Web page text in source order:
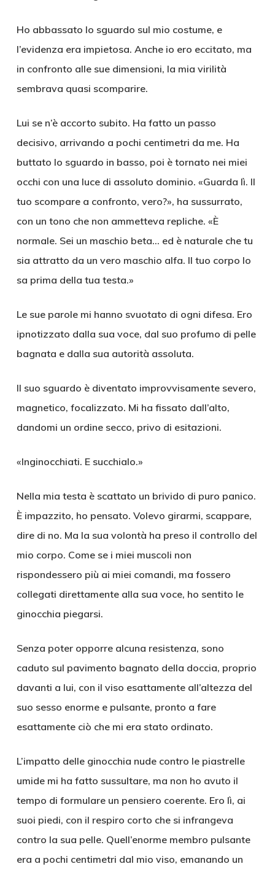
Ho abbassato lo sguardo sul mio costume, e
l’evidenza era impietosa. Anche io ero eccitato, ma
in confronto alle sue dimensioni, la mia virilità
sembrava quasi scomparire.
Lui se n’è accorto subito. Ha fatto un passo
decisivo, arrivando a pochi centimetri da me. Ha
buttato lo sguardo in basso, poi è tornato nei miei
occhi con una luce di assoluto dominio. «Guarda lì. Il
tuo scompare a confronto, vero?», ha sussurrato,
con un tono che non ammetteva repliche. «È
normale. Sei un maschio beta… ed è naturale che tu
sia attratto da un vero maschio alfa. Il tuo corpo lo
sa prima della tua testa.»
Le sue parole mi hanno svuotato di ogni difesa. Ero
ipnotizzato dalla sua voce, dal suo profumo di pelle
bagnata e dalla sua autorità assoluta.
Il suo sguardo è diventato improvvisamente severo,
magnetico, focalizzato. Mi ha fissato dall’alto,
dandomi un ordine secco, privo di esitazioni.
«Inginocchiati. E succhialo.»
Nella mia testa è scattato un brivido di puro panico.
È impazzito, ho pensato. Volevo girarmi, scappare,
dire di no. Ma la sua volontà ha preso il controllo del
mio corpo. Come se i miei muscoli non
rispondessero più ai miei comandi, ma fossero
collegati direttamente alla sua voce, ho sentito le
ginocchia piegarsi.
Senza poter opporre alcuna resistenza, sono
caduto sul pavimento bagnato della doccia, proprio
davanti a lui, con il viso esattamente all’altezza del
suo sesso enorme e pulsante, pronto a fare
esattamente ciò che mi era stato ordinato.
L’impatto delle ginocchia nude contro le piastrelle
umide mi ha fatto sussultare, ma non ho avuto il
tempo di formulare un pensiero coerente. Ero lì, ai
suoi piedi, con il respiro corto che si infrangeva
contro la sua pelle. Quell’enorme membro pulsante
era a pochi centimetri dal mio viso, emanando un